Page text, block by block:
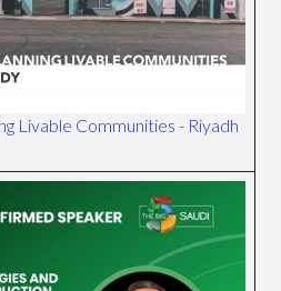
Livable Communities - Riyadh